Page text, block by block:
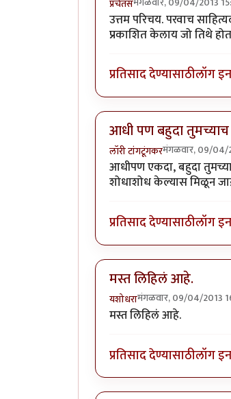
प्रचेतस
उत्तम परिचय. परवाच
प्रकाशित केलाय जो तिथे
प्रतिसाद देण्यासाठीलॉग
आधी पण बहुदा तुमच्याच
लॉरी टांगटूंगकरमंगळवार, 09/04/
आधीपण एकदा, बहुदा
शोधाशोध केल्यास मिळून
प्रतिसाद देण्यासाठीलॉग
मस्त लिहिलं आहे.
यशोधरामंगळवार, 09/04/2013
मस्त लिहिलं आहे.
प्रतिसाद देण्यासाठीलॉग